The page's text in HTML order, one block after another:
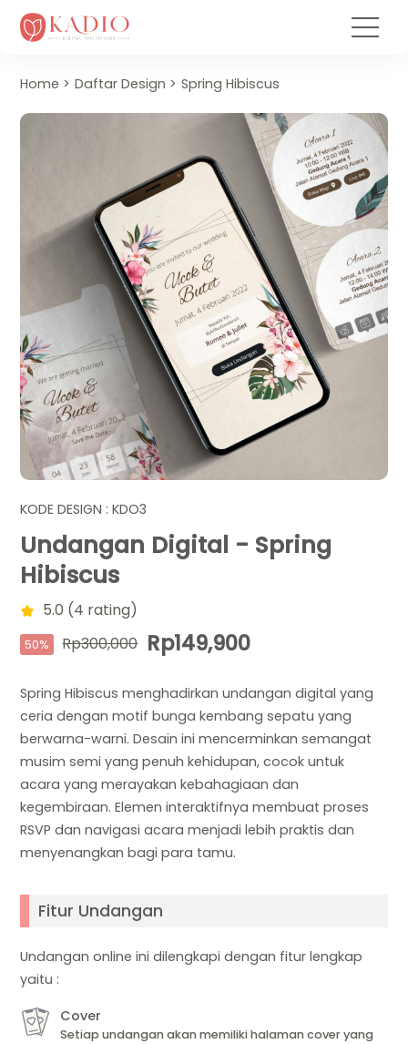
Home Daftar Design Spring Hibiscus
KODE DESIGN : KDO3
Undangan Digital - Spring
Hibiscus
5.0 (4 rating)
50% Rp300,000 Rp149,900
Spring Hibiscus menghadirkan undangan digital yang
ceria dengan motif bunga kembang sepatu yang
berwarna-warni. Desain ini mencerminkan semangat
musim semi yang penuh kehidupan, cocok untuk
acara yang merayakan kebahagiaan dan
kegembiraan. Elemen interaktifnya membuat proses
RSVP dan navigasi acara menjadi lebih praktis dan
menyenangkan bagi para tamu.
Fitur Undangan
Undangan online ini dilengkapi dengan fitur lengkap
yaitu :
Cover
Setiap undangan akan memiliki halaman cover yang